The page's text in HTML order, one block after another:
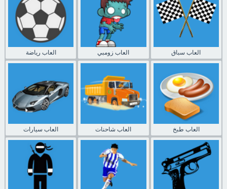
العاب رياضة العاب زومبي العاب سباق
العاب سيارات العاب شاحنات العاب طبخ